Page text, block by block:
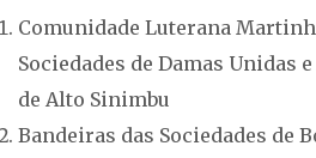
Comunidade Luterana
Sociedades de Damas Unidas
de Alto Sinimbu
Bandeiras das Sociedades de